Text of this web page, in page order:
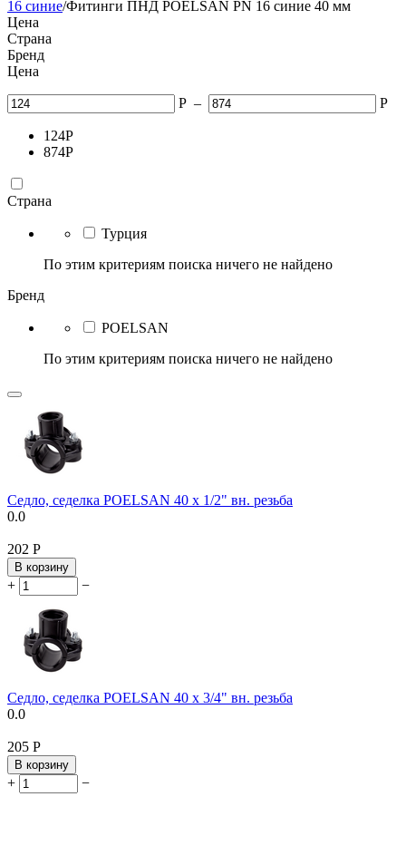
16 синие/Фитинги ПНД POELSAN PN 16 синие 40 мм
Цена
Страна
Бренд
Цена
Р – Р
124Р
874Р
Страна
Турция
По этим критериям поиска ничего не найдено
Бренд
POELSAN
По этим критериям поиска ничего не найдено
Седло, седелка POELSAN 40 х 1/2" вн. резьба
0.0
‍202‍ Р
В корзину
+ −
Седло, седелка POELSAN 40 х 3/4" вн. резьба
0.0
‍205‍ Р
В корзину
+ −